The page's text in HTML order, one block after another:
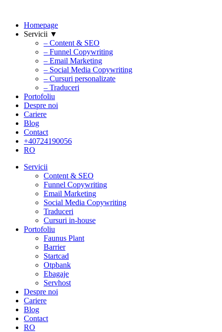
Homepage
Servicii ▼
– Content & SEO
– Funnel Copywriting
– Email Marketing
– Social Media Copywriting
– Cursuri personalizate
– Traduceri
Portofoliu
Despre noi
Cariere
Blog
Contact
+40724190056
RO
Servicii
Content & SEO
Funnel Copywriting
Email Marketing
Social Media Copywriting
Traduceri
Cursuri in-house
Portofoliu
Faunus Plant
Barrier
Startcad
Otpbank
Ebagaje
Servhost
Despre noi
Cariere
Blog
Contact
RO